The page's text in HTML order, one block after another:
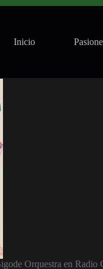
Inicio
en Radio
Orquestra en Radio